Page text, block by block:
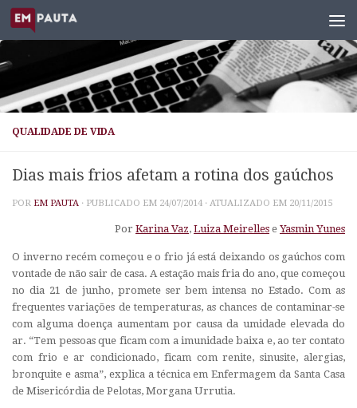
Skip to content
QUALIDADE DE VIDA
Dias mais frios afetam a rotina dos gaúchos
POR EM PAUTA · PUBLICADO EM 24/07/2014 · ATUALIZADO EM 20/11/2015
Por Karina Vaz, Luiza Meirelles e Yasmin Yunes
O inverno recém começou e o frio já está deixando os gaúchos com
vontade de não sair de casa. A estação mais fria do ano, que começou
no dia 21 de junho, promete ser bem intensa no Estado. Com as
frequentes variações de temperaturas, as chances de contaminar-se
com alguma doença aumentam por causa da umidade elevada do
ar. “Tem pessoas que ficam com a imunidade baixa e, ao ter contato
com frio e ar condicionado, ficam com renite, sinusite, alergias,
bronquite e asma”, explica a técnica em Enfermagem da Santa Casa
de Misericórdia de Pelotas, Morgana Urrutia.